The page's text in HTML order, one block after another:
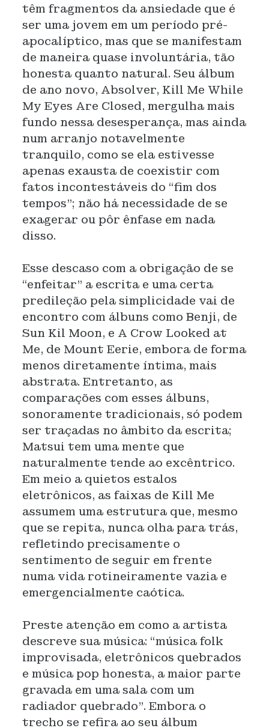
têm fragmentos da ansiedade que é
ser uma jovem em um período pré-
apocalíptico, mas que se manifestam
de maneira quase involuntária, tão
honesta quanto natural. Seu álbum
de ano novo, Absolver, Kill Me While
My Eyes Are Closed, mergulha mais
fundo nessa desesperança, mas ainda
num arranjo notavelmente
tranquilo, como se ela estivesse
apenas exausta de coexistir com
fatos incontestáveis do “fim dos
tempos”; não há necessidade de se
exagerar ou pôr ênfase em nada
disso.
Esse descaso com a obrigação de se
“enfeitar” a escrita e uma certa
predileção pela simplicidade vai de
encontro com álbuns como Benji, de
Sun Kil Moon, e A Crow Looked at
Me, de Mount Eerie, embora de forma
menos diretamente íntima, mais
abstrata. Entretanto, as
comparações com esses álbuns,
sonoramente tradicionais, só podem
ser traçadas no âmbito da escrita;
Matsui tem uma mente que
naturalmente tende ao excêntrico.
Em meio a quietos estalos
eletrônicos, as faixas de Kill Me
assumem uma estrutura que, mesmo
que se repita, nunca olha para trás,
refletindo precisamente o
sentimento de seguir em frente
numa vida rotineiramente vazia e
emergencialmente caótica.
Preste atenção em como a artista
descreve sua música: “música folk
improvisada, eletrônicos quebrados
e música pop honesta, a maior parte
gravada em uma sala com um
radiador quebrado”. Embora o
trecho se refira ao seu álbum